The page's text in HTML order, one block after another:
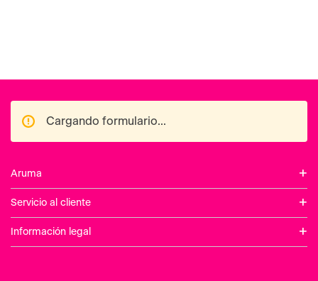
Cargando formulario...
Aruma +
Servicio al cliente +
Información legal +